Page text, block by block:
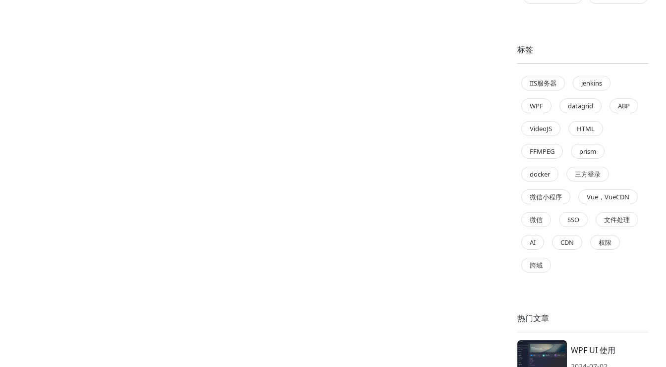
标签
IIS服务器 jenkins
WPF datagrid ABP
VideoJS HTML
FFMPEG prism
docker 三方登录
微信小程序 Vue，VueCDN
微信 SSO 文件处理
AI CDN 权限
跨域
热门文章
WPF UI 使用